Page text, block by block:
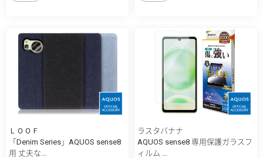
ＬＯＯＦ
「Denim Series」AQUOS sense8
用 丈夫な...
ラスタバナナ
AQUOS sense8 専用保護ガラスフ
ィルム ...